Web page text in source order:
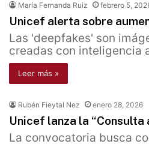
María Fernanda Ruiz febrero 5,
Unicef alerta sobre
Las 'deepfakes' son
creadas con inteligencia
Leer más »
Rubén Fieytal Nez enero 28, 2026
Unicef lanza la “Consulta
La convocatoria busca